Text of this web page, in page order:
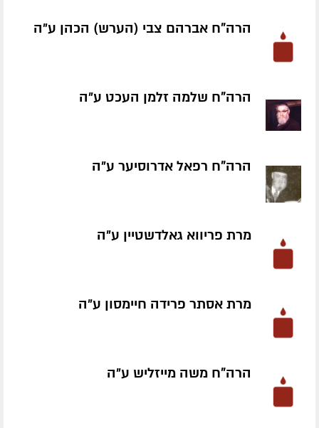
הרה"ח אברהם צבי (הערש) הכהן ע״ה
הרה"ח שלמה זלמן העכט ע״ה
הרה"ח רפאל אדרוסיער ע״ה
מרת פריווא גאלדשטיין ע״ה
מרת אסתר פרידה חיימסון ע״ה
הרה"ח משה מייזליש ע״ה